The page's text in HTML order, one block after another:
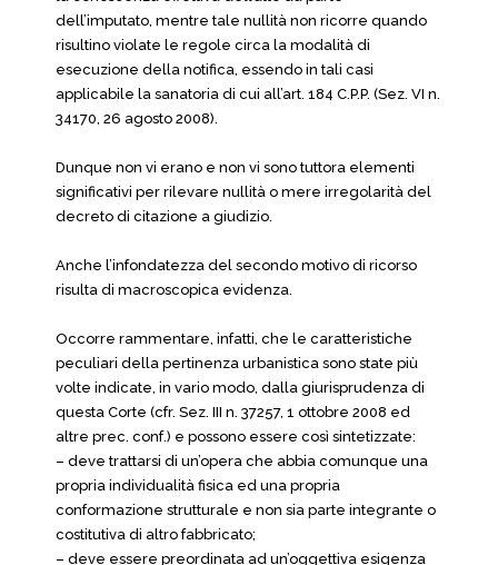
dell’imputato, mentre tale nullità non ricorre quando
risultino violate le regole circa la modalità di
esecuzione della notifica, essendo in tali casi
applicabile la sanatoria di cui all’art. 184 C.P.P. (Sez. VI n.
34170, 26 agosto 2008).
Dunque non vi erano e non vi sono tuttora elementi
significativi per rilevare nullità o mere irregolarità del
decreto di citazione a giudizio.
Anche l’infondatezza del secondo motivo di ricorso
risulta di macroscopica evidenza.
Occorre rammentare, infatti, che le caratteristiche
peculiari della pertinenza urbanistica sono state più
volte indicate, in vario modo, dalla giurisprudenza di
questa Corte (cfr. Sez. III n. 37257, 1 ottobre 2008 ed
altre prec. conf.) e possono essere così sintetizzate:
– deve trattarsi di un’opera che abbia comunque una
propria individualità fisica ed una propria
conformazione strutturale e non sia parte integrante o
costitutiva di altro fabbricato;
– deve essere preordinata ad un’oggettiva esigenza